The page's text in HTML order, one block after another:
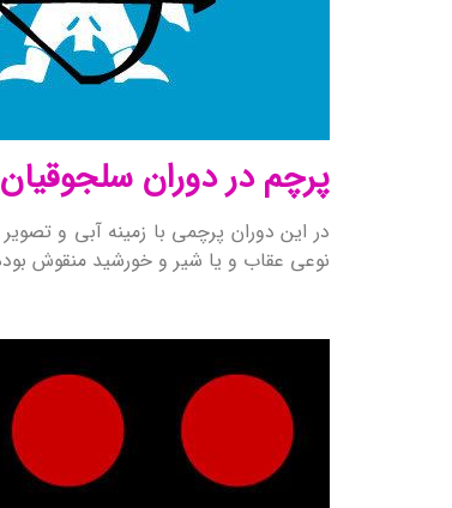
پرچم در دوران سلجوقیان
در این دوران پرچمی با زمینه آبی و
نوعی عقاب و یا شیر و خورشید منقوش